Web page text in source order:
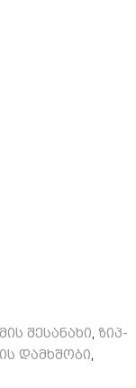
შესანახი, ზიპ-
დამხშობი,